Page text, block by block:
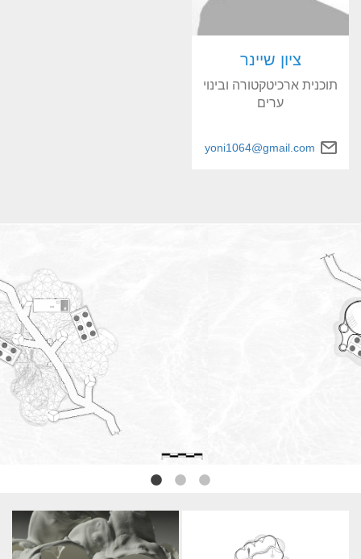
ציון שיינר
תוכנית ארכיטקטורה ובינוי
ערים
yoni1064@gmail.com